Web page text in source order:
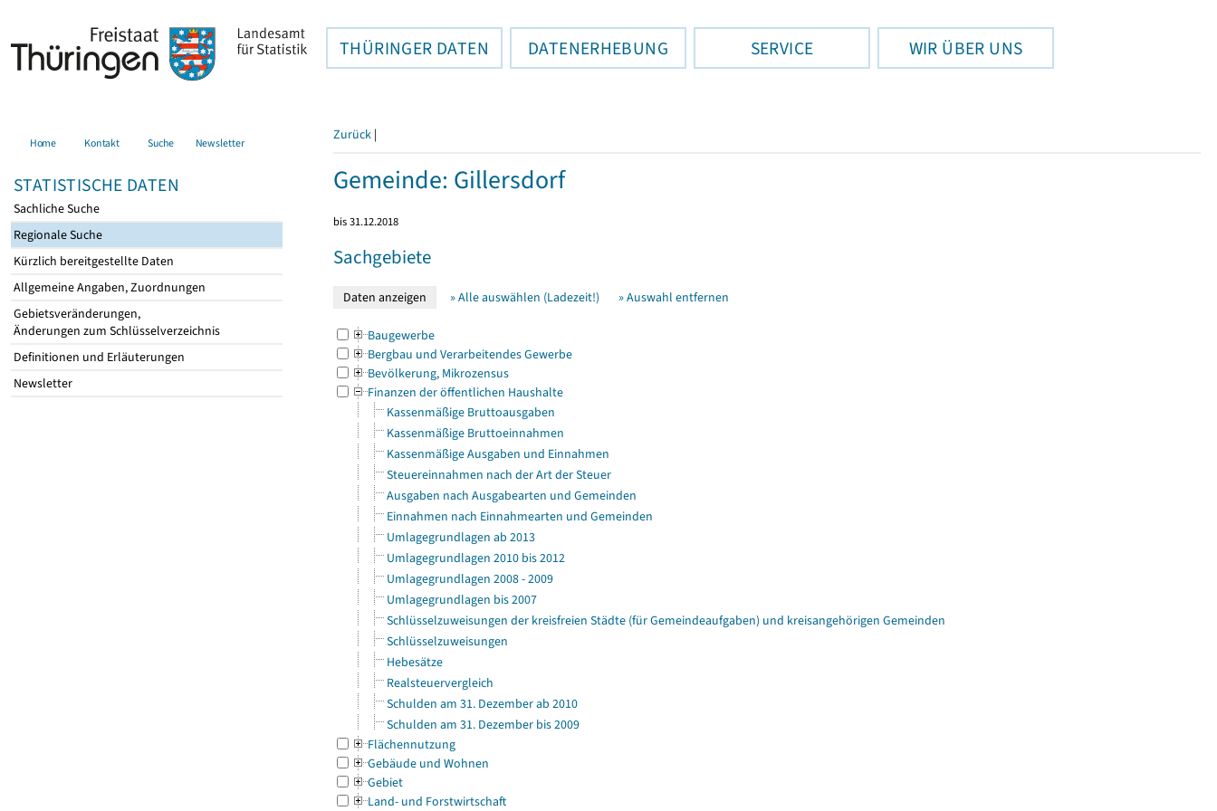
THÜRINGER DATEN DATENERHEBUNG SERVICE WIR ÜBER UNS
Home Kontakt Suche Newsletter
STATISTISCHE DATEN
Sachliche Suche
Regionale Suche
Kürzlich bereitgestellte Daten
Allgemeine Angaben, Zuordnungen
Gebietsveränderungen,
Änderungen zum Schlüsselverzeichnis
Definitionen und Erläuterungen
Newsletter
Zurück |
Gemeinde: Gillersdorf
bis 31.12.2018
Sachgebiete
» Alle auswählen (Ladezeit!) » Auswahl entfernen
Baugewerbe
Bergbau und Verarbeitendes Gewerbe
Bevölkerung, Mikrozensus
Finanzen der öffentlichen Haushalte
Kassenmäßige Bruttoausgaben
Kassenmäßige Bruttoeinnahmen
Kassenmäßige Ausgaben und Einnahmen
Steuereinnahmen nach der Art der Steuer
Ausgaben nach Ausgabearten und Gemeinden
Einnahmen nach Einnahmearten und Gemeinden
Umlagegrundlagen ab 2013
Umlagegrundlagen 2010 bis 2012
Umlagegrundlagen 2008 - 2009
Umlagegrundlagen bis 2007
Schlüsselzuweisungen der kreisfreien Städte (für Gemeindeaufgaben) und kreisangehörigen Gemeinden
Schlüsselzuweisungen
Hebesätze
Realsteuervergleich
Schulden am 31. Dezember ab 2010
Schulden am 31. Dezember bis 2009
Flächennutzung
Gebäude und Wohnen
Gebiet
Land- und Forstwirtschaft